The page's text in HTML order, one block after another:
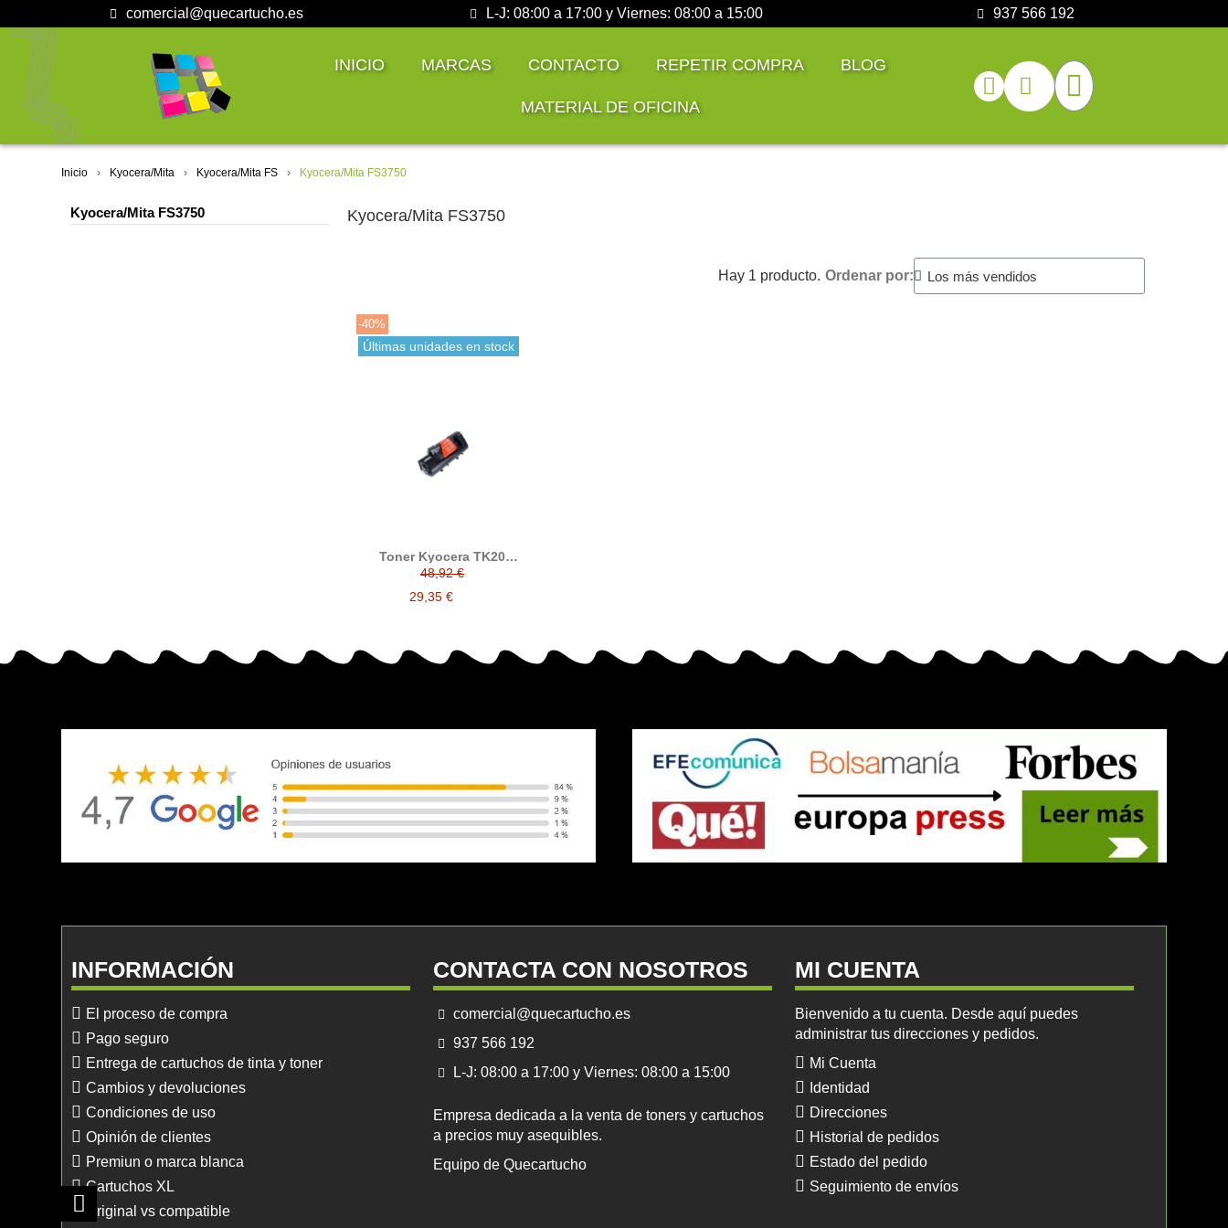
comercial@quecartucho.es L-J: 08:00 a 17:00 y Viernes: 08:00 a 15:00 937 566 192
INICIO MARCAS CONTACTO REPETIR COMPRA BLOG
MATERIAL DE OFICINA
Inicio Kyocera/Mita Kyocera/Mita FS Kyocera/Mita FS3750
Kyocera/Mita FS3750 Kyocera/Mita FS3750
Hay 1 producto. Ordenar por:
-40%
Últimas unidades en stock
Toner Kyocera TK20
compatible reemplaza a
Kyocera/Mita TK-20H
48,92 €
29,35 €
INFORMACIÓN
El proceso de compra
Pago seguro
Entrega de cartuchos de tinta y toner
Cambios y devoluciones
Condiciones de uso
Opinión de clientes
Premiun o marca blanca
Cartuchos XL
Original vs compatible
CONTACTA CON NOSOTROS
comercial@quecartucho.es
937 566 192
L-J: 08:00 a 17:00 y Viernes: 08:00 a 15:00
Empresa dedicada a la venta de toners y cartuchos
a precios muy asequibles.
Equipo de Quecartucho
MI CUENTA
Bienvenido a tu cuenta. Desde aquí puedes
administrar tus direcciones y pedidos.
Mi Cuenta
Identidad
Direcciones
Historial de pedidos
Estado del pedido
Seguimiento de envíos